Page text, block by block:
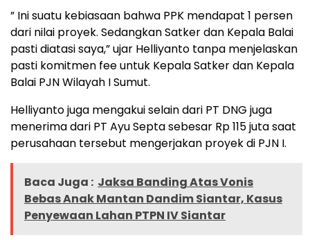
” Ini suatu kebiasaan bahwa PPK mendapat 1 persen
dari nilai proyek. Sedangkan Satker dan Kepala Balai
pasti diatasi saya,” ujar Helliyanto tanpa menjelaskan
pasti komitmen fee untuk Kepala Satker dan Kepala
Balai PJN Wilayah I Sumut.
Helliyanto juga mengakui selain dari PT DNG juga
menerima dari PT Ayu Septa sebesar Rp 115 juta saat
perusahaan tersebut mengerjakan proyek di PJN I.
Baca Juga : Jaksa Banding Atas Vonis
Bebas Anak Mantan Dandim Siantar, Kasus
Penyewaan Lahan PTPN IV Siantar